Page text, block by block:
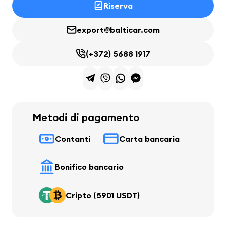
Riserva
export@balticar.com
(+372) 5688 1917
Metodi di pagamento
Contanti Carta bancaria
Bonifico bancario
Cripto (5901 USDT)